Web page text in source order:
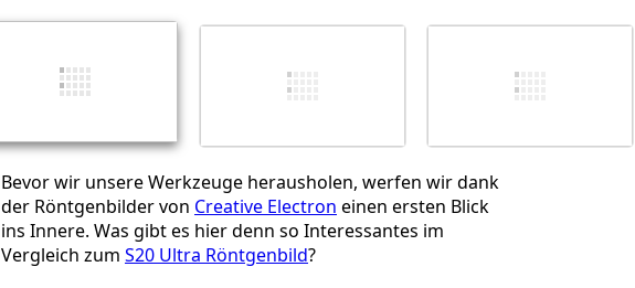
Kommentieren
Bevor wir unsere Werkzeuge herausholen, werfen wir dank
der Röntgenbilder von Creative Electron einen ersten Blick
ins Innere. Was gibt es hier denn so Interessantes im
Vergleich zum S20 Ultra Röntgenbild?